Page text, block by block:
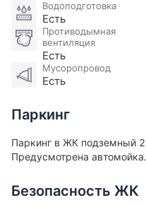
Водоподготовка
Есть
Противодымная
вентиляция
Есть
Мусоропровод
Есть
Паркинг
Паркинг в ЖК подземный
Предусмотрена автомойка.
Безопасность ЖК